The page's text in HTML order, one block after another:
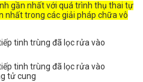
gần nhất với quá trình thụ thai tự
nhất trong các giải pháp chữa vô
tinh trùng đã lọc rửa vào
tử cung